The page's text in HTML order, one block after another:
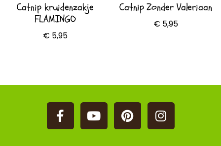
Catnip kruidenzakje
FLAMINGO
€ 5,95
Catnip Zonder Valeriaan
€ 5,95